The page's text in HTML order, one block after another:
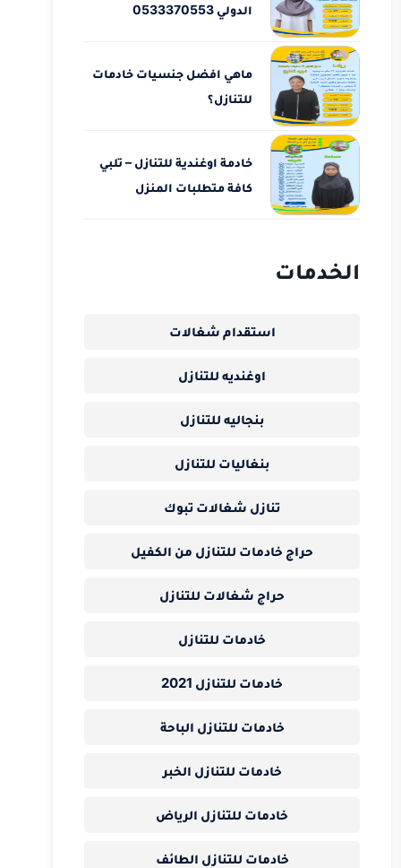
الدولي 0533370553
ماهي افضل جنسيات خادمات
للتنازل؟
خادمة اوغندية للتنازل – تلبي
كافة متطلبات المنزل
الخدمات
استقدام شغالات
اوغنديه للتنازل
بنجاليه للتنازل
بنغاليات للتنازل
تنازل شغالات تبوك
حراج خادمات للتنازل من الكفيل
حراج شغالات للتنازل
خادمات للتنازل
خادمات للتنازل 2021
خادمات للتنازل الباحة
خادمات للتنازل الخبر
خادمات للتنازل الرياض
خادمات للتنازل الطائف